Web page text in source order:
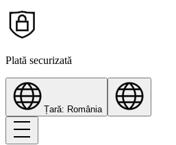
Plată securizată
Țară: România